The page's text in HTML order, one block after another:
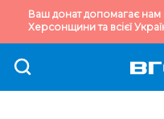
Ваш донат допомагає
Херсонщини та всієї